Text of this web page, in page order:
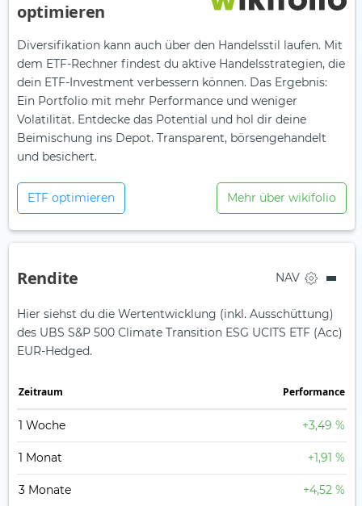
optimieren
Diversifikation kann auch über den Handelsstil laufen. Mit
dem ETF-Rechner findest du aktive Handelsstrategien, die
dein ETF-Investment verbessern können. Das Ergebnis:
Ein Portfolio mit mehr Performance und weniger
Volatilität. Entdecke das Potential und hol dir deine
Beimischung ins Depot. Transparent, börsengehandelt
und besichert.
ETF optimieren Mehr über wikifolio
Rendite NAV
Hier siehst du die Wertentwicklung (inkl. Ausschüttung)
des UBS S&P 500 Climate Transition ESG UCITS ETF (Acc)
EUR-Hedged.
Zeit­raum Perfor­mance
1 Woche +3,49 %
1 Monat +1,91 %
3 Monate +4,52 %